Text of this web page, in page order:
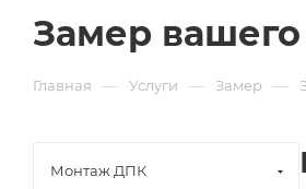
Замер
Главная — Услуги — Замер —
Монтаж ДПК